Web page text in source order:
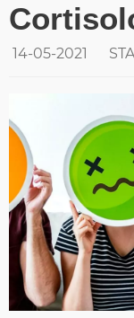
14-05-2021